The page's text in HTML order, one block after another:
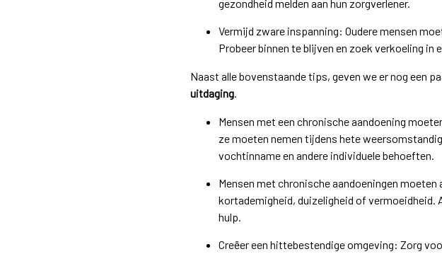
gezondheid melden aan hun zorgverlener.
Vermijd zware inspanning: Oudere mensen
Probeer binnen te blijven en zoek verkoeling in
Naast alle bovenstaande tips, geven we er nog een
uitdaging.
Mensen met een chronische aandoening
ze moeten nemen tijdens hete
vochtinname en andere individuele behoeften.
Mensen met chronische aandoeningen
kortademigheid, duizeligheid of vermoeidheid.
hulp.
Creëer een hittebestendige omgeving: Zorg